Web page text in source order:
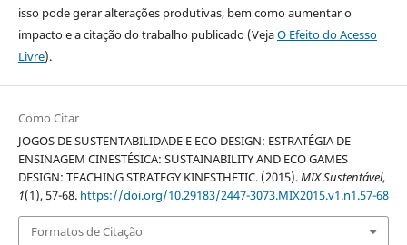
isso pode gerar alterações produtivas, bem como aumentar o
impacto e a citação do trabalho publicado (VejaO Efeito do Acesso
Livre).
Como Citar
JOGOS DE SUSTENTABILIDADE E ECO DESIGN: ESTRATÉGIA DE
ENSINAGEM CINESTÉSICA: SUSTAINABILITY AND ECO GAMES
DESIGN: TEACHING STRATEGY KINESTHETIC. (2015).MIX Sustentável,
1(1), 57-68. https://doi.org/10.29183/2447-3073.MIX2015.v1.n1.57-68
Formatos de Citação